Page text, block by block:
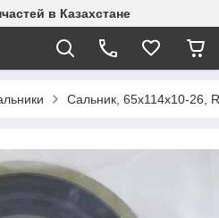
в Казахстане
Сальник, 65х114х10-26,